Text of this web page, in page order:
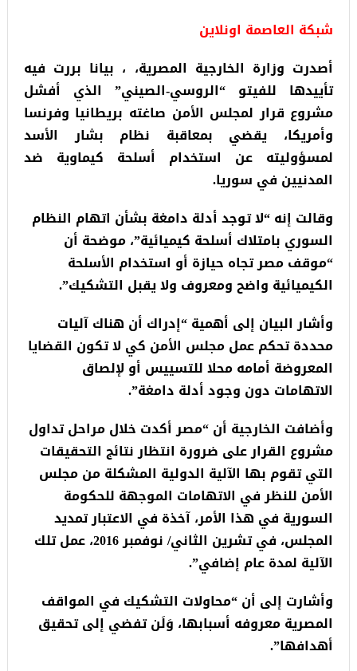
شبكة العاصمة اونلاين
أصدرت وزارة الخارجية المصرية، ، بيانا بررت فيه
تأييدها للفيتو “الروسي-الصيني” الذي أفشل
مشروع قرار لمجلس الأمن صاغته بريطانيا وفرنسا
وأمريكا، يقضي بمعاقبة نظام بشار الأسد
لمسؤوليته عن استخدام أسلحة كيماوية ضد
المدنيين في سوريا.
وقالت إنه “لا توجد أدلة دامغة بشأن اتهام النظام
السوري بامتلاك أسلحة كيميائية”، موضحة أن
“موقف مصر تجاه حيازة أو استخدام الأسلحة
الكيميائية واضح ومعروف ولا يقبل التشكيك”.
وأشار البيان إلى أهمية “إدراك أن هناك آليات
محددة تحكم عمل مجلس الأمن كي لا تكون القضايا
المعروضة أمامه محلا للتسييس أو لإلصاق
الاتهامات دون وجود أدلة دامغة”.
وأضافت الخارجية أن “مصر أكدت خلال مراحل تداول
مشروع القرار على ضرورة انتظار نتائج التحقيقات
التي تقوم بها الآلية الدولية المشكلة من مجلس
الأمن للنظر في الاتهامات الموجهة للحكومة
السورية في هذا الأمر، آخذة في الاعتبار تمديد
المجلس، في تشرين الثاني/ نوفمبر 2016، عمل تلك
الآلية لمدة عام إضافي”.
وأشارت إلى أن “محاولات التشكيك في المواقف
المصرية معروفه أسبابها، وَلَن تفضي إلى تحقيق
أهدافها”.